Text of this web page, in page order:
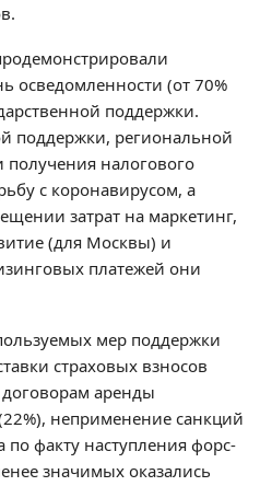
осведомленности (от 70%
поддержки.
поддержки, региональной
налогового
с коронавирусом, а
затрат на маркетинг,
(для Москвы) и
платежей они
мер поддержки
страховых взносов
аренды
неприменение санкций
факту наступления форс-
значимых оказались